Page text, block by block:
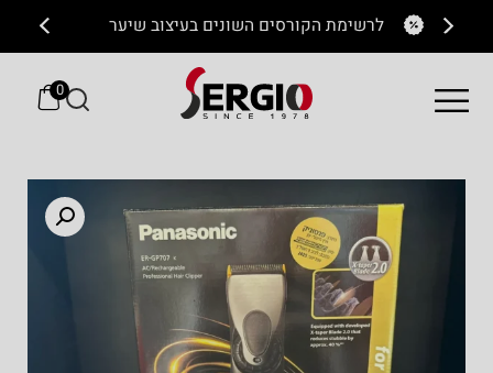
לרשימת הקורסים השונים בעיצוב שיער
0